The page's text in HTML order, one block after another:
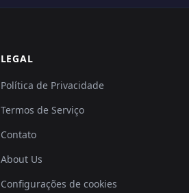
LEGAL
Política de Privacidade
Termos de Serviço
Contato
About Us
Configurações de cookies